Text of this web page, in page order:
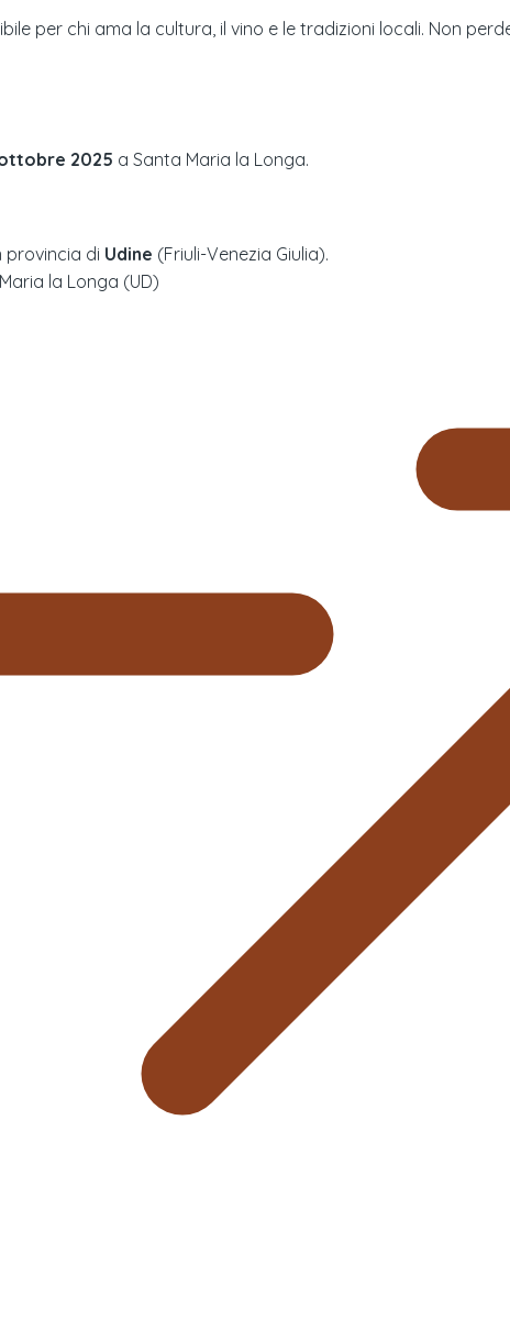
per chi ama la cultura, il vino e le tradizioni locali. Non
2025 a Santa Maria la Longa.
provincia di Udine (Friuli-Venezia Giulia).
la Longa (UD)